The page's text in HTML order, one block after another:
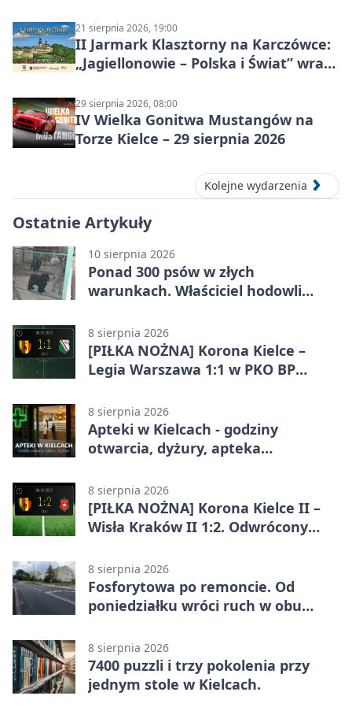
21 sierpnia 2026, 19:00
II Jarmark Klasztorny na Karczówce:
„Jagiellonowie – Polska i Świat” wraca
średniowiecznym klimatem
29 sierpnia 2026, 08:00
IV Wielka Gonitwa Mustangów na
Torze Kielce – 29 sierpnia 2026
Kolejne wydarzenia
Ostatnie Artykuły
10 sierpnia 2026
Ponad 300 psów w złych
warunkach. Właściciel hodowli
8 sierpnia 2026
[PIŁKA NOŻNA] Korona Kielce –
Legia Warszawa 1:1 w PKO BP
zatrzymali lidera
8 sierpnia 2026
Apteki w Kielcach - godziny
otwarcia, dyżury, apteka
8 sierpnia 2026
[PIŁKA NOŻNA] Korona Kielce II –
Wisła Kraków II 1:2. Odwrócony
(Grupa IV)
8 sierpnia 2026
Fosforytowa po remoncie. Od
poniedziałku wróci ruch w obu
8 sierpnia 2026
7400 puzzli i trzy pokolenia przy
jednym stole w Kielcach.